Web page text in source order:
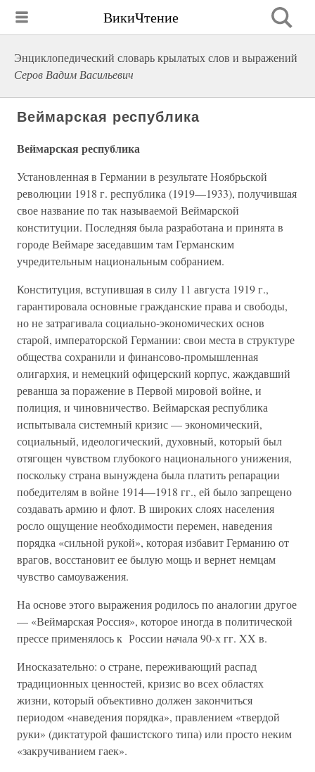
ВикиЧтение
Энциклопедический словарь крылатых слов и выражений
Серов Вадим Васильевич
Веймарская республика
Веймарская республика
Установленная в Германии в результате Ноябрьской
революции 1918 г. республика (1919—1933), получившая
свое название по так называемой Веймарской
конституции. Последняя была разработана и принята в
городе Веймаре заседавшим там Германским
учредительным национальным собранием.
Конституция, вступившая в силу 11 августа 1919 г.,
гарантировала основные гражданские права и свободы,
но не затрагивала социально-экономических основ
старой, императорской Германии: свои места в структуре
общества сохранили и финансово-промышленная
олигархия, и немецкий офицерский корпус, жаждавший
реванша за поражение в Первой мировой войне, и
полиция, и чиновничество. Веймарская республика
испытывала системный кризис — экономический,
социальный, идеологический, духовный, который был
отягощен чувством глубокого национального унижения,
поскольку страна вынуждена была платить репарации
победителям в войне 1914—1918 гг., ей было запрещено
создавать армию и флот. В широких слоях населения
росло ощущение необходимости перемен, наведения
порядка «сильной рукой», которая избавит Германию от
врагов, восстановит ее былую мощь и вернет немцам
чувство самоуважения.
На основе этого выражения родилось по аналогии другое
— «Веймарская Россия», которое иногда в политической
прессе применялось к России начала 90-х гг. XX в.
Иносказательно: о стране, переживающий распад
традиционных ценностей, кризис во всех областях
жизни, который объективно должен закончиться
периодом «наведения порядка», правлением «твердой
руки» (диктатурой фашистского типа) или просто неким
«закручиванием гаек».